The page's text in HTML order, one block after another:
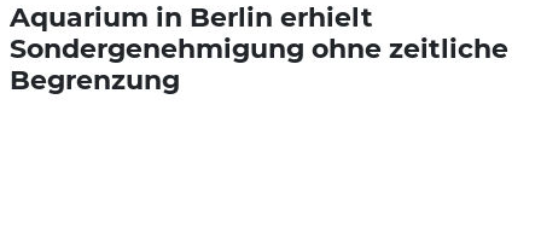
Aquarium in Berlin erhielt
Sondergenehmigung ohne zeitliche
Begrenzung